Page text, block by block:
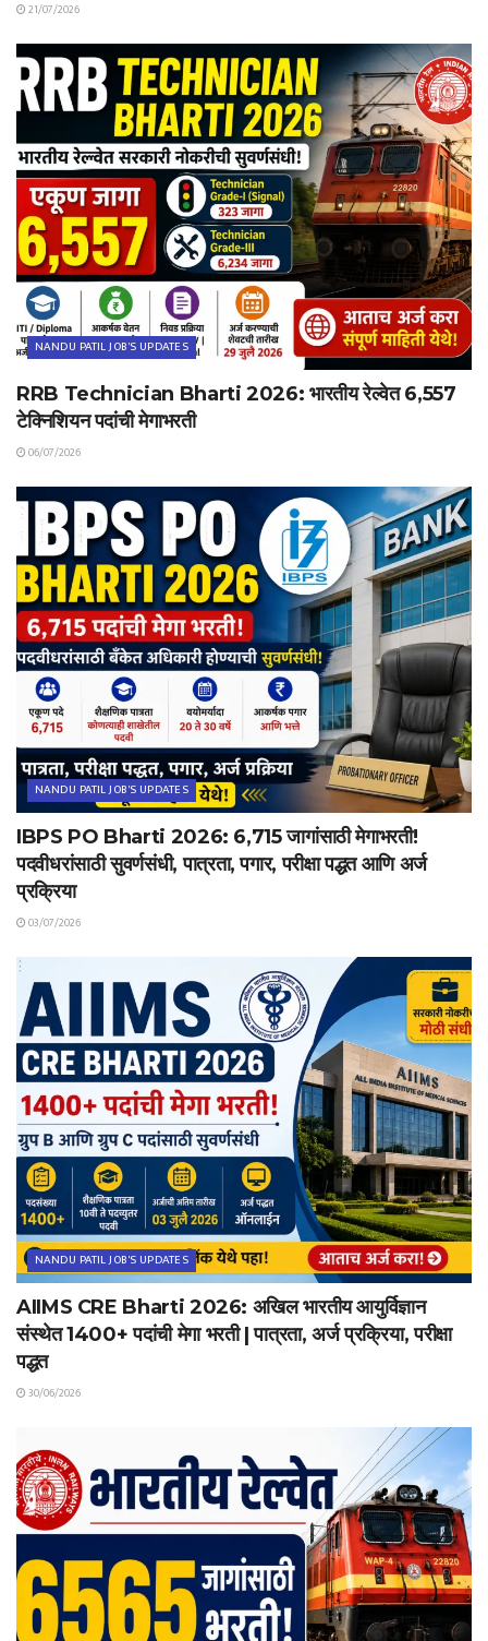
21/07/2026
NANDU PATIL JOB'S UPDATES
RRB Technician Bharti 2026: भारतीय रेल्वेत 6,557
टेक्निशियन पदांची मेगाभरती
06/07/2026
NANDU PATIL JOB'S UPDATES
IBPS PO Bharti 2026: 6,715 जागांसाठी मेगाभरती!
पदवीधरांसाठी सुवर्णसंधी, पात्रता, पगार, परीक्षा पद्धत आणि अर्ज
प्रक्रिया
03/07/2026
NANDU PATIL JOB'S UPDATES
AIIMS CRE Bharti 2026: अखिल भारतीय आयुर्विज्ञान
संस्थेत 1400+ पदांची मेगा भरती | पात्रता, अर्ज प्रक्रिया, परीक्षा
पद्धत
30/06/2026